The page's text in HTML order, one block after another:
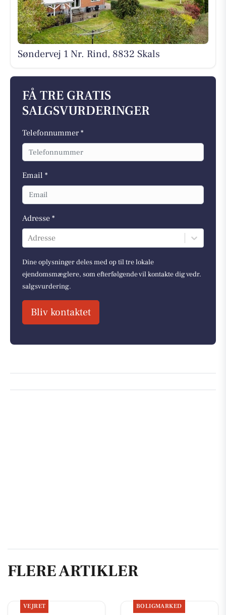
Søndervej 1 Nr. Rind, 8832 Skals
FÅ TRE GRATIS
SALGSVURDERINGER
Telefonnummer *
Email *
Adresse *
Adresse
Dine oplysninger deles med op til tre lokale
ejendomsmæglere, som efterfølgende vil kontakte dig vedr.
salgsvurdering.
Bliv kontaktet
FLERE ARTIKLER
VEJRET BOLIGMARKED